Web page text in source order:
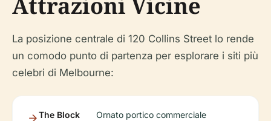
Attrazioni Vicine
La posizione centrale di 120 Collins Street lo rende
un comodo punto di partenza per esplorare i siti più
celebri di Melbourne:
The Block
Ornato portico commerciale